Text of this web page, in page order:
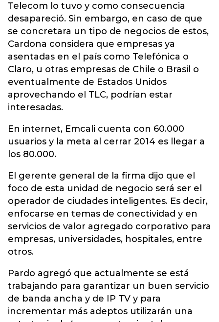
Telecom lo tuvo y como consecuencia
desapareció. Sin embargo, en caso de que
se concretara un tipo de negocios de estos,
Cardona considera que empresas ya
asentadas en el país como Telefónica o
Claro, u otras empresas de Chile o Brasil o
eventualmente de Estados Unidos
aprovechando el TLC, podrían estar
interesadas.
En internet, Emcali cuenta con 60.000
usuarios y la meta al cerrar 2014 es llegar a
los 80.000.
El gerente general de la firma dijo que el
foco de esta unidad de negocio será ser el
operador de ciudades inteligentes. Es decir,
enfocarse en temas de conectividad y en
servicios de valor agregado corporativo para
empresas, universidades, hospitales, entre
otros.
Pardo agregó que actualmente se está
trabajando para garantizar un buen servicio
de banda ancha y de IP TV y para
incrementar más adeptos utilizarán una